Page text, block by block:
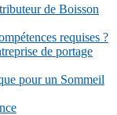
de Boisson
requises ?
de portage
pour un Sommeil